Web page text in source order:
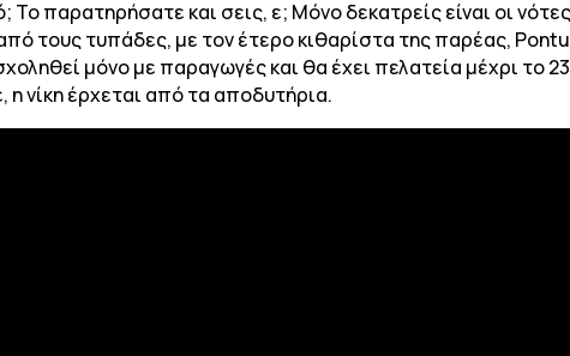
Το παρατηρήσατε και σεις, ε; Μόνο δεκατρείς είναι οι
τους τυπάδες, με τον έτερο κιθαρίστα της παρέας,
μόνο με παραγωγές και θα έχει πελατεία μέχρι το
νίκη έρχεται από τα αποδυτήρια.